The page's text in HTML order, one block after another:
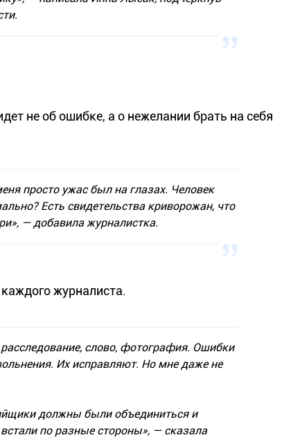
не об ошибке, а о нежелании брать на себя
просто ужас был на глазах. Человек
Есть свидетельства криворожан, что
, — добавила журналистка.
журналиста.
слово, фотография. Ошибки
Их исправляют. Но мне даже не
должны были объединиться и
по разные стороны», — сказала